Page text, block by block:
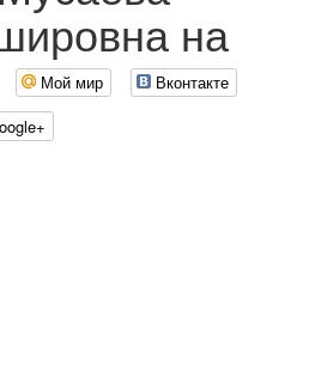
на
Мой мир
Вконтакте